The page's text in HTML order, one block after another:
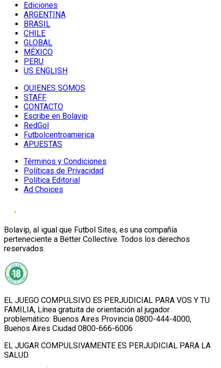
Ediciones
ARGENTINA
BRASIL
CHILE
GLOBAL
MÉXICO
PERU
US ENGLISH
QUIENES SOMOS
STAFF
CONTACTO
Escribe en Bolavip
RedGol
Futbolcentroamerica
APUESTAS
Términos y Condiciones
Políticas de Privacidad
Política Editorial
Ad Choices
Bolavip, al igual que Futbol Sites, es una compañía
perteneciente a Better Collective. Todos los derechos
reservados.
EL JUEGO COMPULSIVO ES PERJUDICIAL PARA VOS Y TU
FAMILIA, Línea gratuita de orientación al jugador
problemático: Buenos Aires Provincia 0800-444-4000,
Buenos Aires Ciudad 0800-666-6006
EL JUGAR COMPULSIVAMENTE ES PERJUDICIAL PARA LA
SALUD.